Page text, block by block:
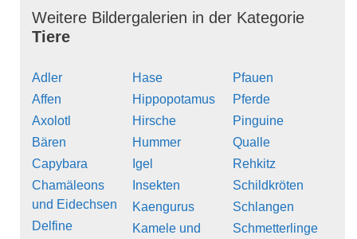
Weitere Bildergalerien in der Kategorie
Tiere
Adler
Affen
Axolotl
Bären
Capybara
Chamäleons
und Eidechsen
Delfine
Hase
Hippopotamus
Hirsche
Hummer
Igel
Insekten
Kaengurus
Kamele und
Pfauen
Pferde
Pinguine
Qualle
Rehkitz
Schildkröten
Schlangen
Schmetterlinge